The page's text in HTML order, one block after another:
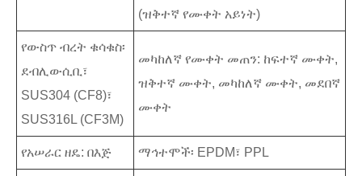
(ዝቅተኛ የሙቀት አይነት)
የውስጥ ብረት ቁሳቁስ፡
ደብሊውሲቢ፣
SUS304 (CF8)፣
SUS316L (CF3M)
መካከለኛ የሙቀት መጠን: ከፍተኛ ሙቀት,
ዝቅተኛ ሙቀት, መካከለኛ ሙቀት, መደበኛ
ሙቀት
የአሠራር ዘዴ: በእጅ ማኅተሞች፡ EPDM፣ PPL